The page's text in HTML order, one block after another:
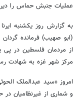
عملیات جنبش حماس را
به گزارش روز یکشنبه
(ابو صهیب) فرمانده
از مردمان فلسطین در پی
مرکز شهر غزه به شهادت
امروز «سید عبدالملک
و شماری از غیرنظامیان